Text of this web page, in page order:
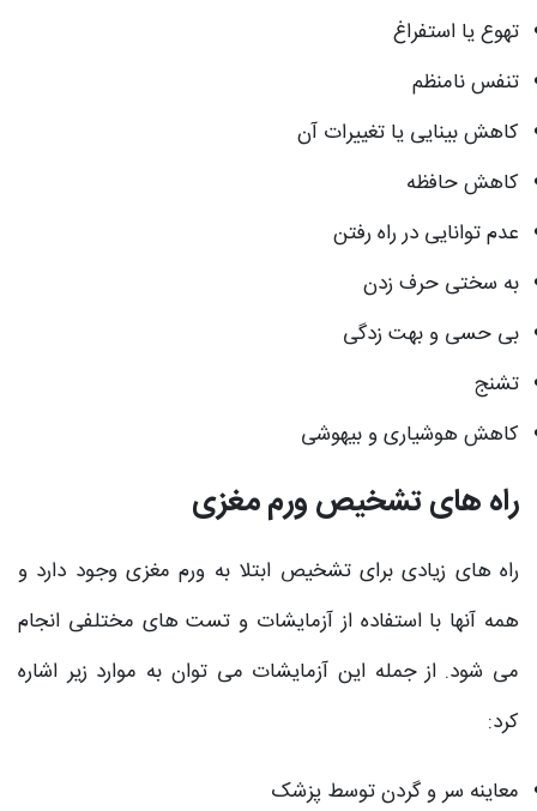
تهوع یا استفراغ
تنفس نامنظم
کاهش بینایی یا تغییرات آن
کاهش حافظه
عدم توانایی در راه رفتن
به سختی حرف زدن
بی حسی و بهت زدگی
تشنج
کاهش هوشیاری و بیهوشی
راه های تشخیص ورم مغزی
راه های زیادی برای تشخیص ابتلا به ورم مغزی وجود دارد و
همه آنها با استفاده از آزمایشات و تست های مختلفی انجام
می شود. از جمله این آزمایشات می توان به موارد زیر اشاره
کرد:
معاینه سر و گردن توسط پزشک